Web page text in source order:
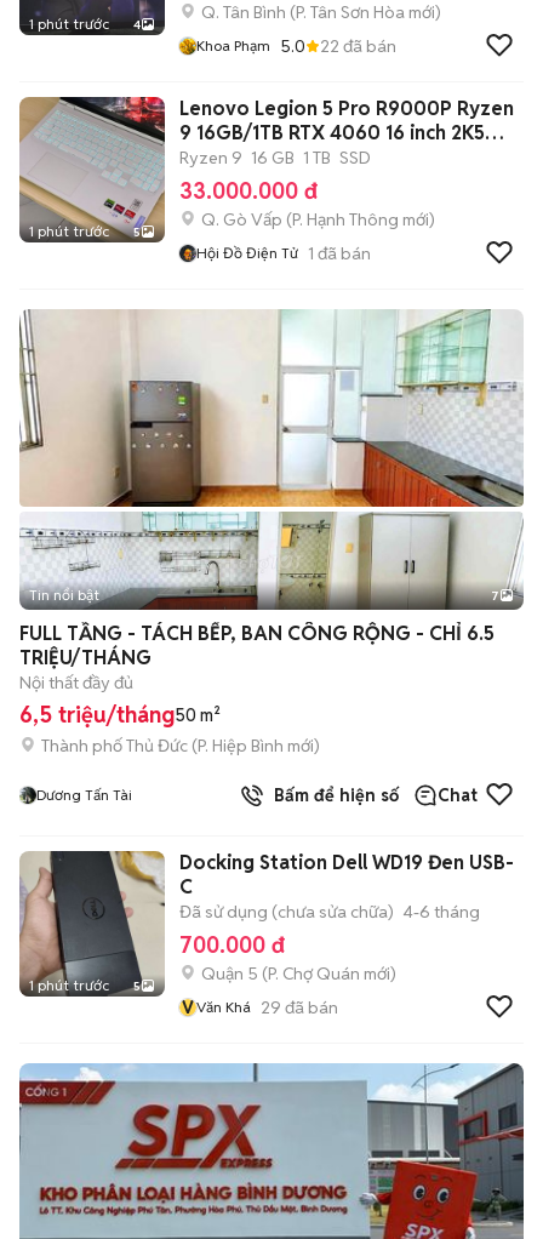
1 phút trước 4
Q. Tân Bình (P. Tân Sơn Hòa mới)
Khoa Phạm 5.0 22 đã bán
1 phút trước 5
Lenovo Legion 5 Pro R9000P Ryzen
9 16GB/1TB RTX 4060 16 inch 2K5
Like
Ryzen 9 16 GB 1 TB SSD
33.000.000 đ
Q. Gò Vấp (P. Hạnh Thông mới)
Hội Đồ Điện Tử 1 đã bán
+2
Tin nổi bật 7
FULL TẦNG - TÁCH BẾP, BAN CÔNG RỘNG - CHỈ 6.5
TRIỆU/THÁNG
Nội thất đầy đủ
6,5 triệu/tháng50 m²
Thành phố Thủ Đức (P. Hiệp Bình mới)
Dương Tấn Tài Bấm để hiện số Chat
1 phút trước 5
Docking Station Dell WD19 Đen USB-
C
Đã sử dụng (chưa sửa chữa) 4-6 tháng
700.000 đ
Quận 5 (P. Chợ Quán mới)
VVăn Khá 29 đã bán